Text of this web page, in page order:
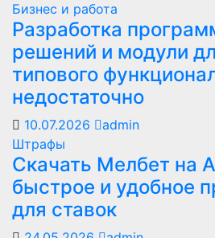
Бизнес и работа
Разработка
решений и модули
типового
недостаточно
10.07.2026
admin
Штрафы
Скачать Мелбет на
быстрое и удобное
для ставок